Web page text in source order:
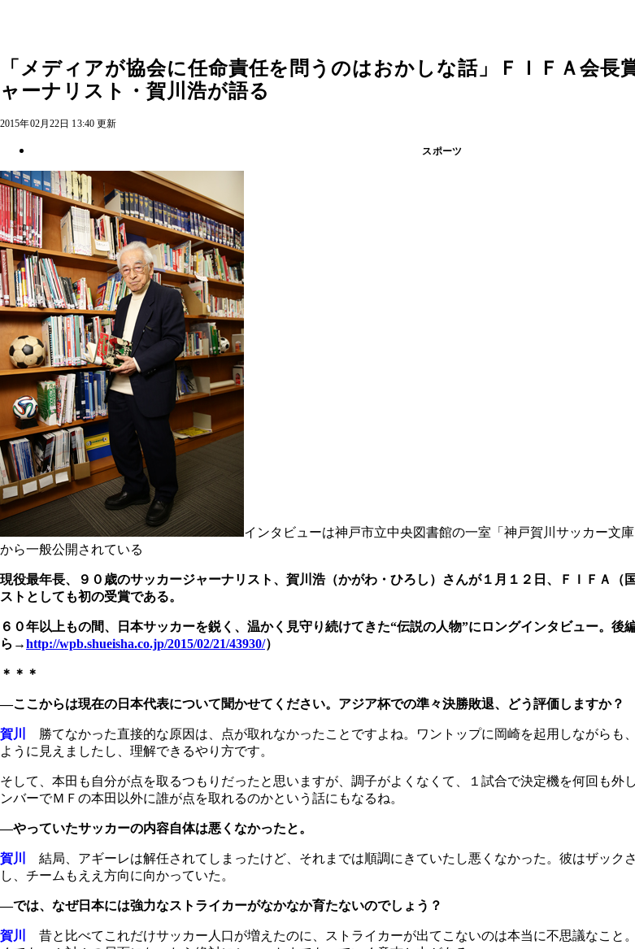
「メディアが協会に任命責任を問うのはおかしな話」ＦＩＦＡ会長
ャーナリスト・賀川浩が語る
2015年02月22日 13:40 更新
スポーツ
インタビューは神戸市立中央図書館の一室「神戸賀川サッカー文
から一般公開されている
現役最年長、９０歳のサッカージャーナリスト、賀川浩（かがわ・ひろし）さんが１月１２日、ＦＩＦＡ
ストとしても初の受賞である。
６０年以上もの間、日本サッカーを鋭く、温かく見守り続けてきた“伝説の人物”にロングインタビュー。
ら→http://wpb.shueisha.co.jp/2015/02/21/43930/）
＊＊＊
―ここからは現在の日本代表について聞かせてください。アジア杯での準々決勝敗退、どう評価しますか？
賀川
勝てなかった直接的な原因は、点が取れなかったことですよね。ワントップに岡崎を起用しながらも
ように見えましたし、理解できるやり方です。
そして、本田も自分が点を取るつもりだったと思いますが、調子がよくなくて、１試合で決定機を何回も
ンバーでＭＦの本田以外に誰が点を取れるのかという話にもなるね。
―やっていたサッカーの内容自体は悪くなかったと。
賀川
結局、アギーレは解任されてしまったけど、それまでは順調にきていたし悪くなかった。彼はザック
し、チームもええ方向に向かっていた。
―では、なぜ日本には強力なストライカーがなかなか育たないのでしょう？
賀川
昔と比べてこれだけサッカー人口が増えたのに、ストライカーが出てこないのは本当に不思議なこと